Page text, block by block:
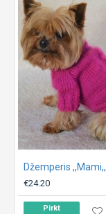
Džemperis ,,Mami,,
€24.20
Pirkt